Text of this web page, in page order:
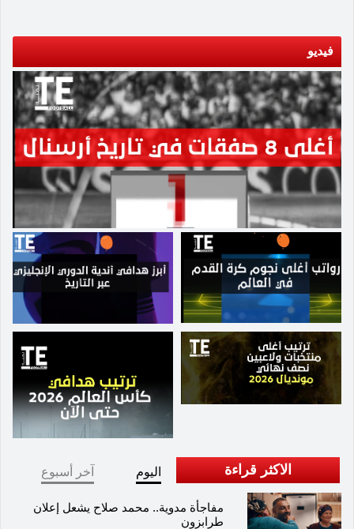
فيديو
الاكثر قراءة اليوم آخر أسبوع
مفاجأة مدوية.. محمد صلاح يشعل إعلان
طرابزون